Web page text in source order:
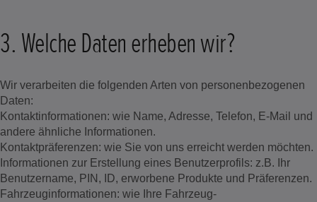
3. Welche Daten erheben wir?
Wir verarbeiten die folgenden Arten von personenbezogenen
Daten:
Kontaktinformationen: wie Name, Adresse, Telefon, E-Mail und
andere ähnliche Informationen.
Kontaktpräferenzen: wie Sie von uns erreicht werden möchten.
Informationen zur Erstellung eines Benutzerprofils: z.B. Ihr
Benutzername, PIN, ID, erworbene Produkte und Präferenzen.
Fahrzeuginformationen: wie Ihre Fahrzeug-